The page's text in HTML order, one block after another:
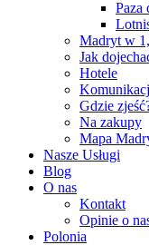
Paza
Madryt w
Jak
Hotele
Gdzie
Na zakupy
Mapa
Nasze Usługi
Blog
O nas
Kontakt
Opinie o
Polonia